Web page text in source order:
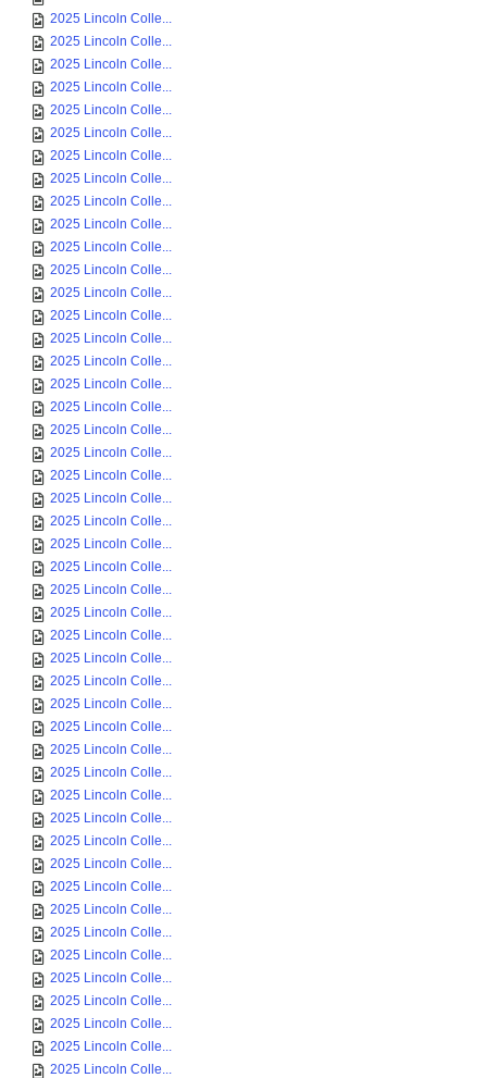
2025 Lincoln Colle...
2025 Lincoln Colle...
2025 Lincoln Colle...
2025 Lincoln Colle...
2025 Lincoln Colle...
2025 Lincoln Colle...
2025 Lincoln Colle...
2025 Lincoln Colle...
2025 Lincoln Colle...
2025 Lincoln Colle...
2025 Lincoln Colle...
2025 Lincoln Colle...
2025 Lincoln Colle...
2025 Lincoln Colle...
2025 Lincoln Colle...
2025 Lincoln Colle...
2025 Lincoln Colle...
2025 Lincoln Colle...
2025 Lincoln Colle...
2025 Lincoln Colle...
2025 Lincoln Colle...
2025 Lincoln Colle...
2025 Lincoln Colle...
2025 Lincoln Colle...
2025 Lincoln Colle...
2025 Lincoln Colle...
2025 Lincoln Colle...
2025 Lincoln Colle...
2025 Lincoln Colle...
2025 Lincoln Colle...
2025 Lincoln Colle...
2025 Lincoln Colle...
2025 Lincoln Colle...
2025 Lincoln Colle...
2025 Lincoln Colle...
2025 Lincoln Colle...
2025 Lincoln Colle...
2025 Lincoln Colle...
2025 Lincoln Colle...
2025 Lincoln Colle...
2025 Lincoln Colle...
2025 Lincoln Colle...
2025 Lincoln Colle...
2025 Lincoln Colle...
2025 Lincoln Colle...
2025 Lincoln Colle...
2025 Lincoln Colle...